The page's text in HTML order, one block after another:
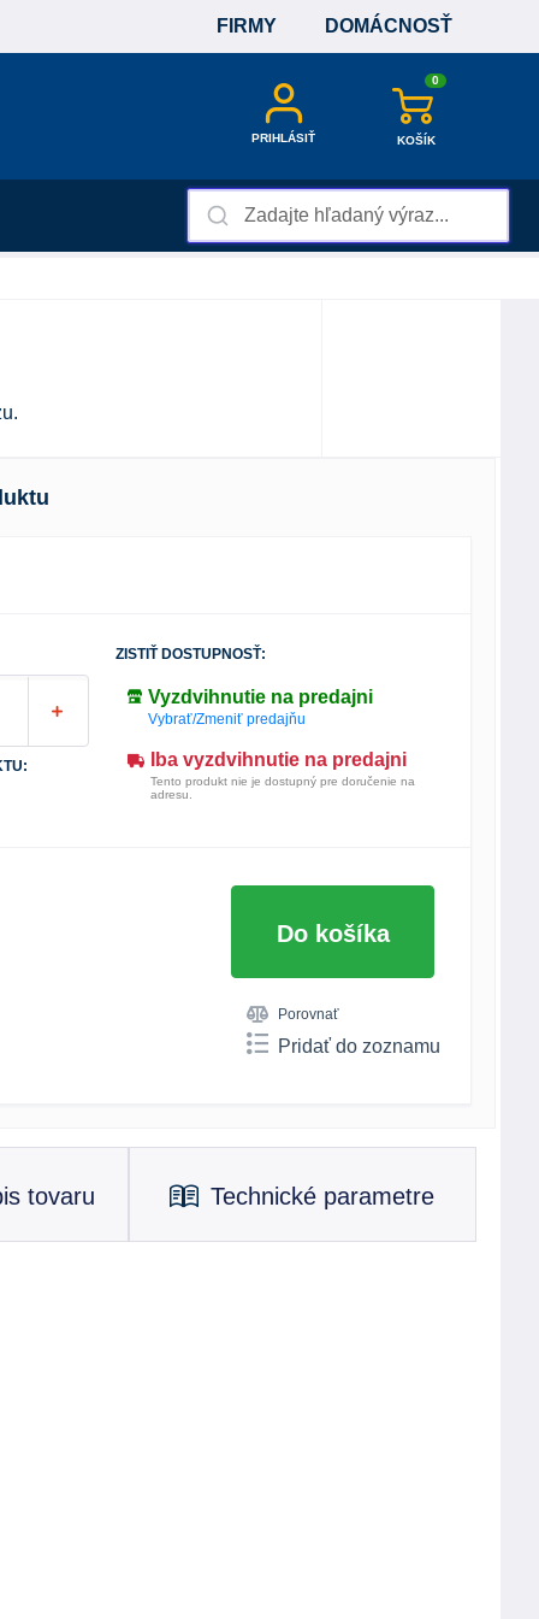
FIRMY DOMÁCNOSŤ
PRIHLÁSIŤ
0
KOŠÍK
ZISTIŤ DOSTUPNOSŤ:
Vyzdvihnutie na predajni
Vybrať/Zmeniť predajňu
Iba vyzdvihnutie na predajni
Tento produkt nie je dostupný pre doručenie na
adresu.
Do košíka
Porovnať
Pridať do zoznamu
tovaru Technické parametre